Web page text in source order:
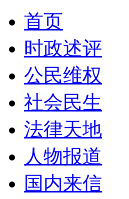
首页
时政述评
公民维权
社会民生
法律天地
人物报道
国内来信